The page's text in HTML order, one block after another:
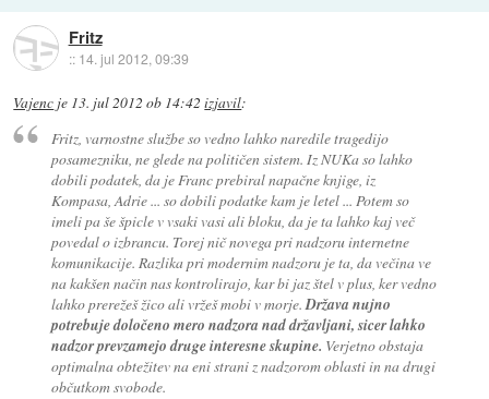
Fritz
:: 14. jul 2012, 09:39
Vajenc je 13. jul 2012 ob 14:42 izjavil:
Fritz, varnostne službe so vedno lahko naredile tragedijo
posamezniku, ne glede na političen sistem. Iz NUKa so lahko
dobili podatek, da je Franc prebiral napačne knjige, iz
Kompasa, Adrie ... so dobili podatke kam je letel ... Potem so
imeli pa še špicle v vsaki vasi ali bloku, da je ta lahko kaj več
povedal o izbrancu. Torej nič novega pri nadzoru internetne
komunikacije. Razlika pri modernim nadzoru je ta, da večina ve
na kakšen način nas kontrolirajo, kar bi jaz štel v plus, ker vedno
lahko prerežeš žico ali vržeš mobi v morje.Država nujno
potrebuje določeno mero nadzora nad državljani, sicer lahko
nadzor prevzamejo druge interesne skupine. Verjetno obstaja
optimalna obtežitev na eni strani z nadzorom oblasti in na drugi
občutkom svobode.